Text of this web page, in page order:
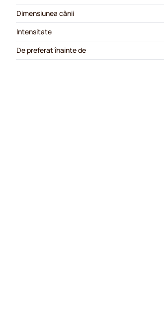
Dimensiunea cănii
Intensitate
De preferat înainte de